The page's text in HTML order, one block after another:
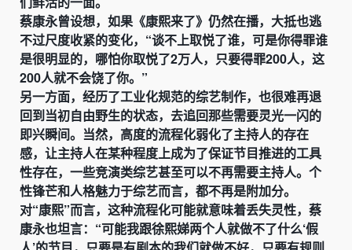
蔡康永曾设想，如果《康熙来了》仍然在播，大抵也逃
不过尺度收紧的变化，“谈不上取悦了谁，可是你得罪谁
是很明显的，哪怕你取悦了2万人，只要得罪200人，这
200人就不会饶了你。”
另一方面，经历了工业化规范的综艺制作，也很难再退
回到当初自由野生的状态，去追回那些需要灵光一闪的
即兴瞬间。当然，高度的流程化弱化了主持人的存在
感，让主持人在某种程度上成为了保证节目推进的工具
性存在，一些竞演类综艺甚至可以不再需要主持人。个
性锋芒和人格魅力于综艺而言，都不再是附加分。
对“康熙”而言，这种流程化可能就意味着丢失灵性，蔡
康永也坦言：“可能我跟徐熙娣两个人就做不了什么‘假